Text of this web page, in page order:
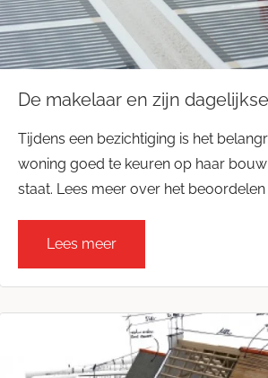
De makelaar en zijn
Tijdens een bezichtiging is het
woning goed te keuren op haar
staat. Lees meer over het
Lees meer